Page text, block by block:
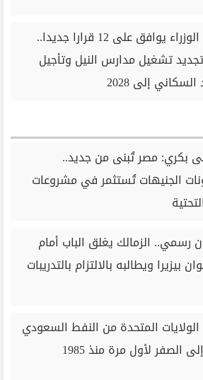
مجلس الوزراء يوافق على 12 قرارا جديدا..
تجديد تشغيل مدارس النيل وتأجيل
إلى 2028
بكري: مصر تُبنى من جديد..
الجنيهات تُستثمر في مشروعات
رسمي.. الزمالك يغلق الباب أمام
بيزيرا ويطالبه بالالتزام بالتدريبات
الولايات المتحدة من النفط السعودي
الصفر لأول مرة منذ 1985